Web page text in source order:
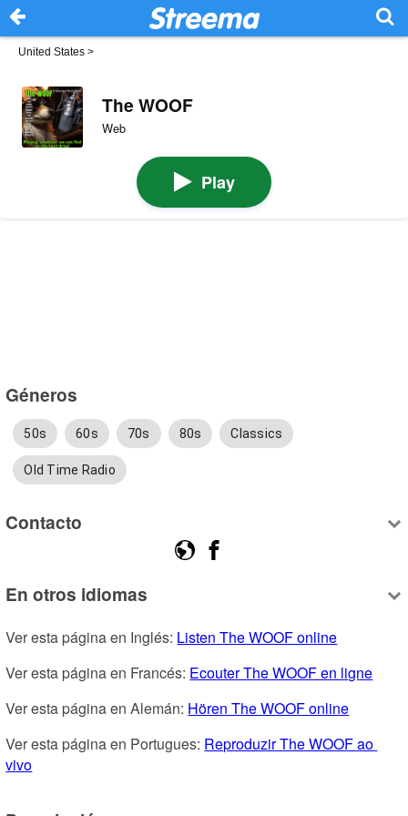
United States >
The WOOF
Web
Play
Géneros
50s 60s 70s 80s Classics
Old Time Radio
Contacto
En otros idiomas
Ver esta página en Inglés: Listen The WOOF online
Ver esta página en Francés: Ecouter The WOOF en ligne
Ver esta página en Alemán: Hören The WOOF online
Ver esta página en Portugues: Reproduzir The WOOF ao
vivo